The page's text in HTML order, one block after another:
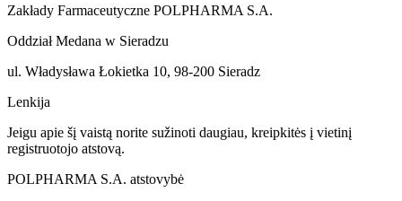
Zakłady Farmaceutyczne POLPHARMA S.A.
Oddział Medana w Sieradzu
ul. Władysława Łokietka 10, 98-200 Sieradz
Lenkija
Jeigu apie šį vaistą norite sužinoti daugiau, kreipkitės į vietinį
registruotojo atstovą.
POLPHARMA S.A. atstovybė